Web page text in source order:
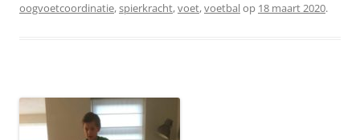
oogvoetcoordinatie,spierkracht,voet,voetbalop 18 maart 2020.